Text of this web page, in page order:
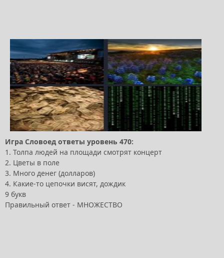
Игра Словоед ответы уровень 470:
1. Толпа людей на площади смотрят концерт
2. Цветы в поле
3. Много денег (долларов)
4. Какие-то цепочки висят, дождик
9 букв
Правильный ответ - МНОЖЕСТВО